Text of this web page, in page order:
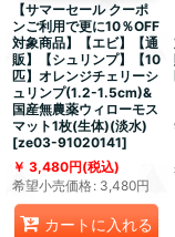
【サマーセール クーポ
ンご利用で更に10％OFF
対象商品】【エビ】【通
販】【シュリンプ】【10
匹】オレンジチェリーシ
ュリンプ(1.2-1.5cm)&
国産無農薬ウィローモス
マット1枚(生体)(淡水)
[ze03-91020141]
3,480円(税込)
希望小売価格: 3,480円
カートに入れる